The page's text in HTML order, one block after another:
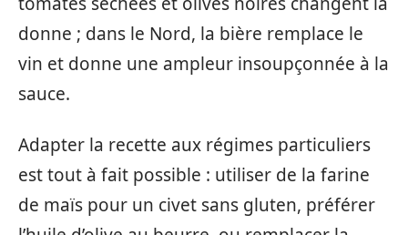
donne ; dans le Nord, la bière remplace le
vin et donne une ampleur insoupçonnée à la
sauce.
Adapter la recette aux régimes particuliers
est tout à fait possible : utiliser de la farine
de maïs pour un civet sans gluten, préférer